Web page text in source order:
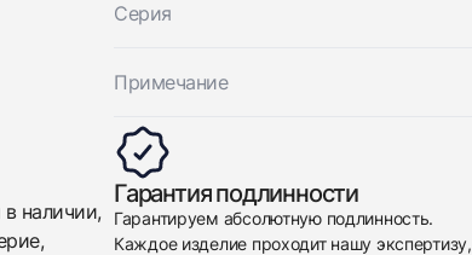
Серия
Примечание
наличии,
Гарантия подлинности
Гарантируем абсолютную подлинность.
Каждое изделие проходит нашу экспертизу,